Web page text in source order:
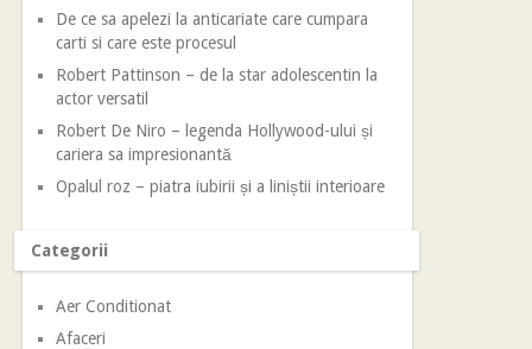
De ce sa apelezi la anticariate care cumpara
carti si care este procesul
Robert Pattinson – de la star adolescentin la
actor versatil
Robert De Niro – legenda Hollywood-ului și
cariera sa impresionantă
Opalul roz – piatra iubirii și a liniștii interioare
Categorii
Aer Conditionat
Afaceri